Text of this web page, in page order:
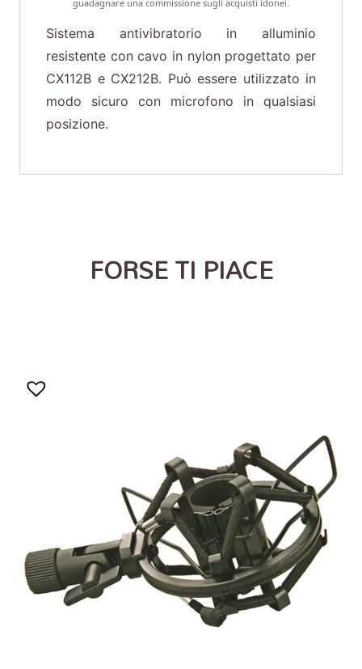
guadagnare una commissione sugli acquisti idonei.
Sistema antivibratorio in alluminio
resistente con cavo in nylon progettato per
CX112B e CX212B. Può essere utilizzato in
modo sicuro con microfono in qualsiasi
posizione.
FORSE TI PIACE